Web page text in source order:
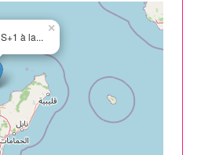
à la...
×